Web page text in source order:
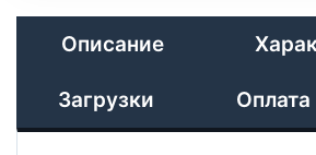
Описание
Загрузки Оплата